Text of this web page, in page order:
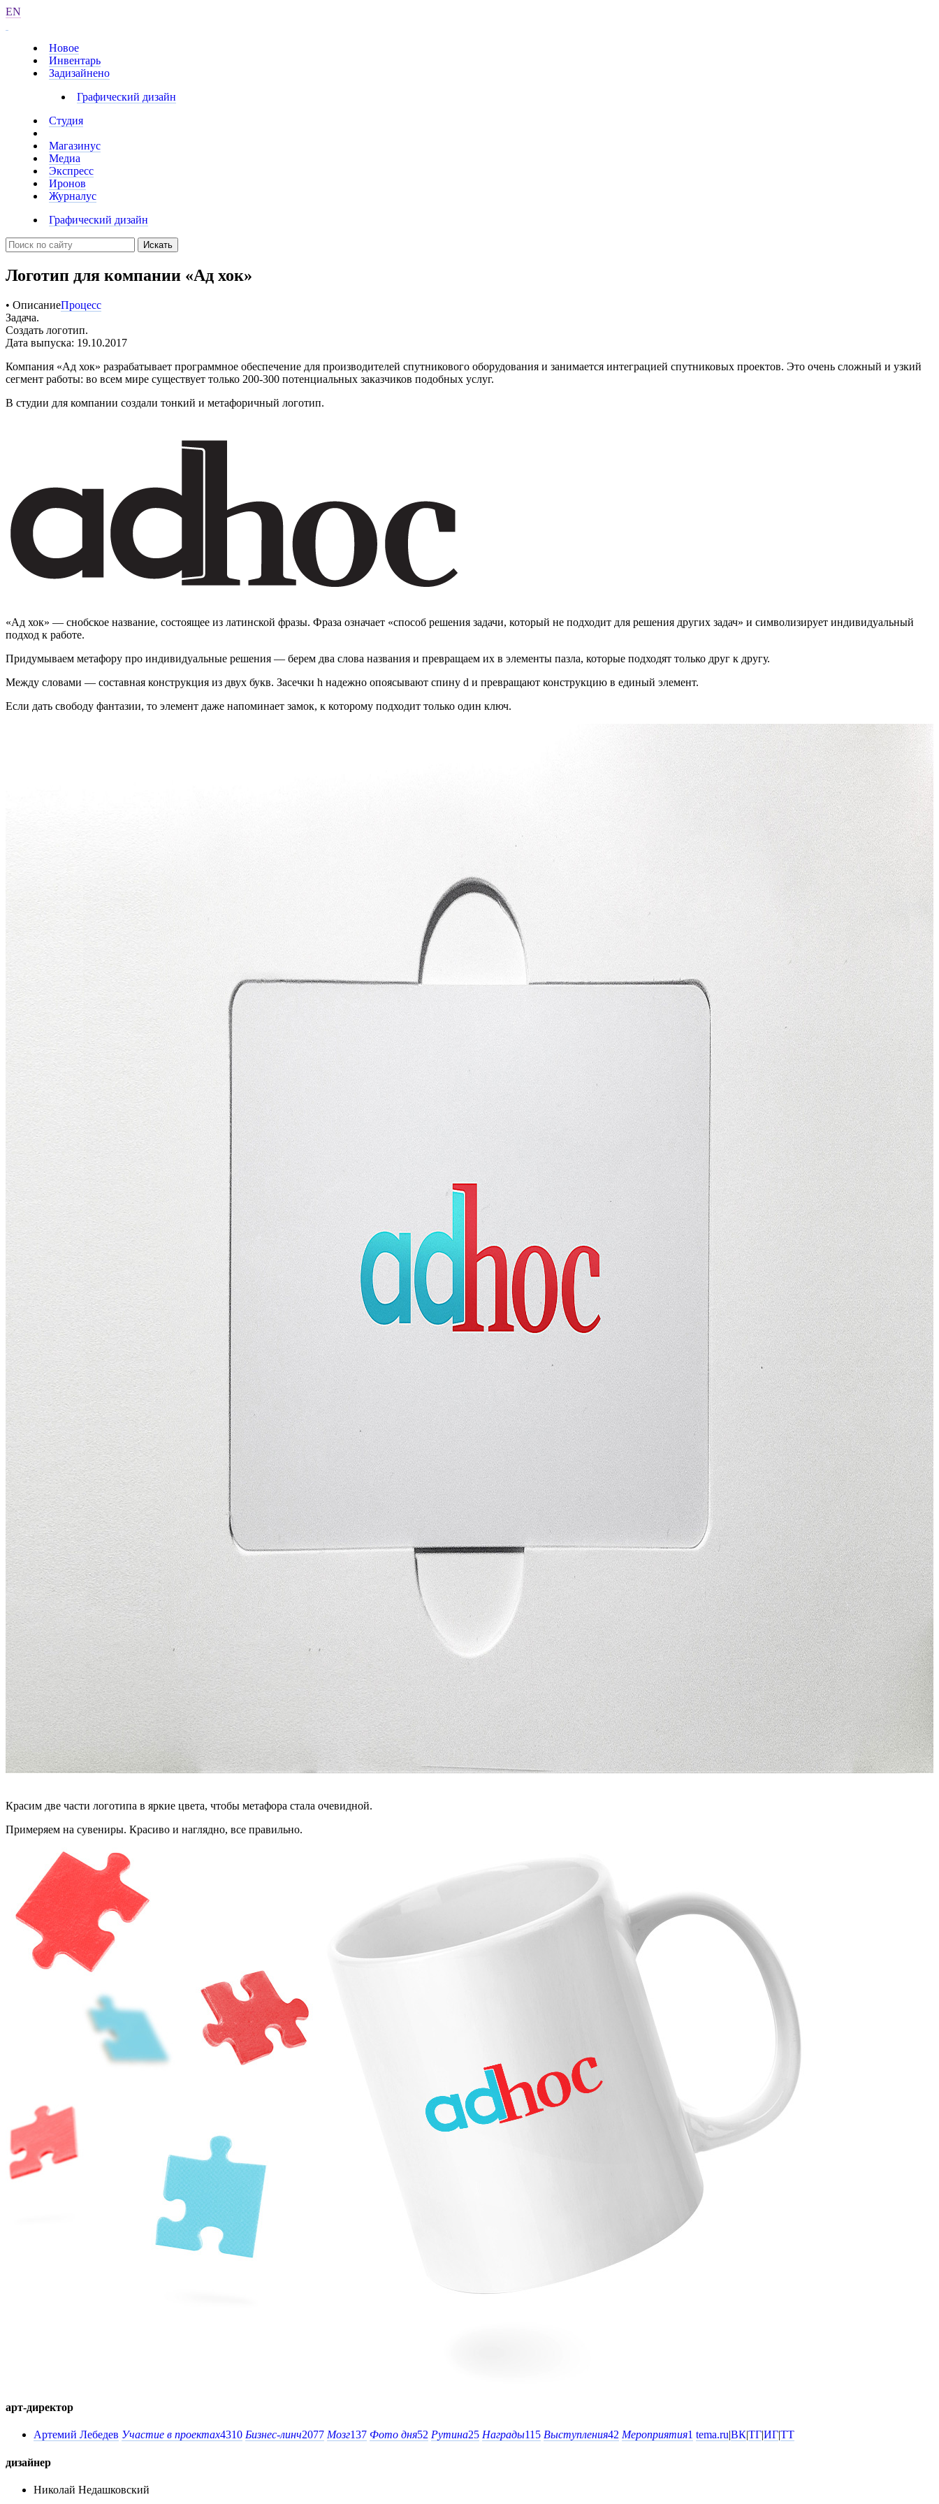
EN
Новое
Инвентарь
Задизайнено
Графический дизайн
Студия
Магазинус
Медиа
Экспресс
Иронов
Журналус
Графический дизайн
Искать
Логотип для компании «Ад хок»
• ОписаниеПроцесс
Задача.
Создать логотип.
Дата выпуска: 19.10.2017
Компания «Ад хок» разрабатывает программное обеспечение для производителей спутникового оборудования и занимается интеграцией спутниковых проектов. Это очень сложный и узкий
сегмент работы: во всем мире существует только 200-300 потенциальных заказчиков подобных услуг.
В студии для компании создали тонкий и метафоричный логотип.
«Ад хок» — снобское название, состоящее из латинской фразы. Фраза означает «способ решения задачи, который не подходит для решения других задач» и символизирует индивидуальный
подход к работе.
Придумываем метафору про индивидуальные решения — берем два слова названия и превращаем их в элементы пазла, которые подходят только друг к другу.
Между словами — составная конструкция из двух букв. Засечки h надежно опоясывают спину d и превращают конструкцию в единый элемент.
Если дать свободу фантазии, то элемент даже напоминает замок, к которому подходит только один ключ.
Красим две части логотипа в яркие цвета, чтобы метафора стала очевидной.
Примеряем на сувениры. Красиво и наглядно, все правильно.
арт-директор
Артемий Лебедев Участие в проектах4310 Бизнес-линч2077 Мозг137 Фото дня52 Рутина25 Награды115 Выступления42 Мероприятия1 tema.ru|ВК|ТГ|ИГ|ТТ
дизайнер
Николай Недашковский